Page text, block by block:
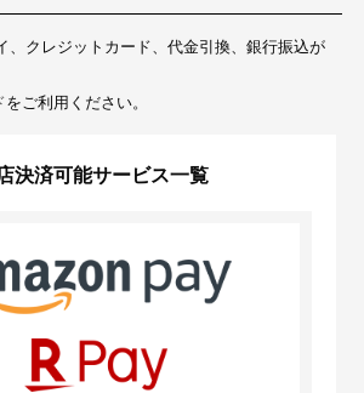
、クレジットカード、代金引換、銀行振込が
をご利用ください。
決済可能サービス一覧